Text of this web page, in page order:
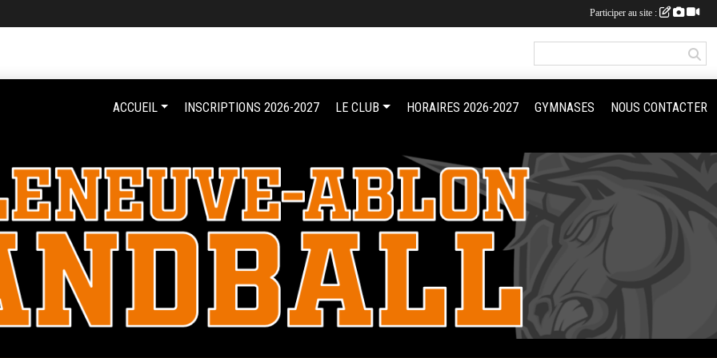
ACCUEIL INSCRIPTIONS 2026-2027 LE CLUB HORAIRES 2026-2027 GYMNASES NOUS CONTACTER
Participer au site :